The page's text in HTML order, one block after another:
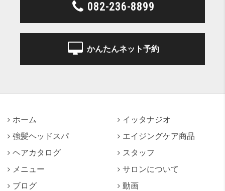
082-236-8899
かんたんネット予約
ホーム
イッタナジオ
強髪ヘッドスパ
エイジングケア商品
ヘアカタログ
スタッフ
メニュー
サロンについて
ブログ
動画